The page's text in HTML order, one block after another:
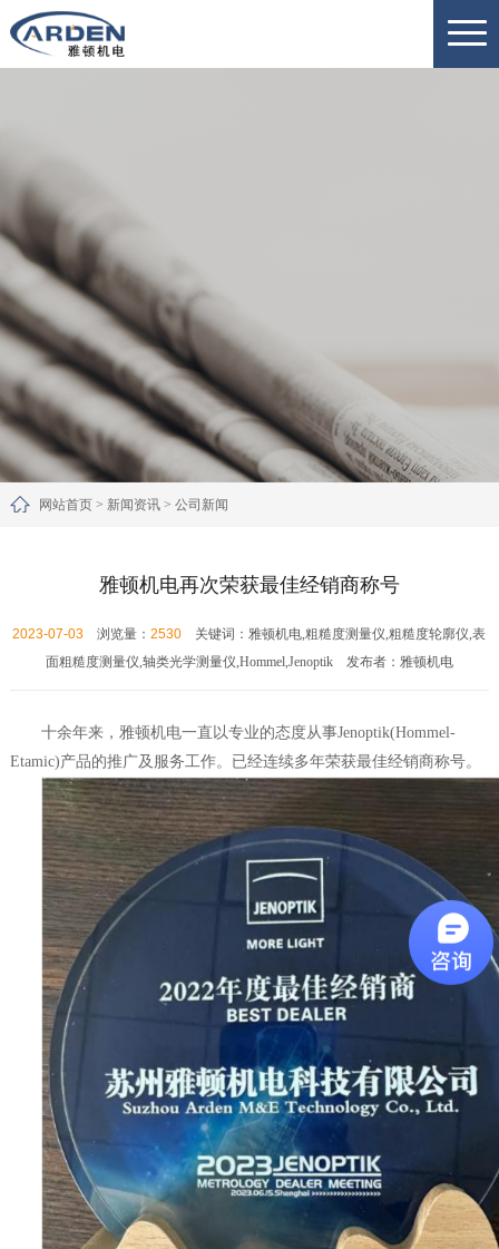
网站首页> 新闻资讯> 公司新闻
雅顿机电再次荣获最佳经销商称号
2023-07-03 浏览量：2530 关键词：雅顿机电,粗糙度测量仪,粗糙度轮廓仪,表
面粗糙度测量仪,轴类光学测量仪,Hommel,Jenoptik 发布者：雅顿机电
十余年来，雅顿机电一直以专业的态度从事Jenoptik(Hommel-
Etamic)产品的推广及服务工作。已经连续多年荣获最佳经销商称号。